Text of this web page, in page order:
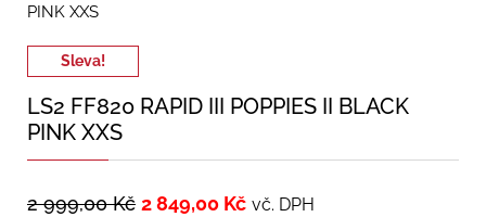
PINK XXS
Sleva!
LS2 FF820 RAPID III POPPIES II BLACK
PINK XXS
2 999,00Kč 2 849,00 Kč vč. DPH